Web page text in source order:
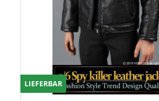
LIEFERBAR